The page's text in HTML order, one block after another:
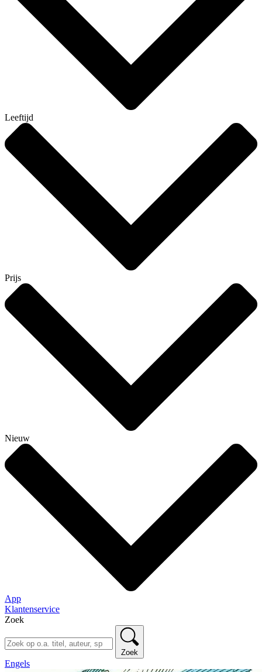
Leeftijd
Prijs
Nieuw
App
Klantenservice
Zoek
Zoek
Engels